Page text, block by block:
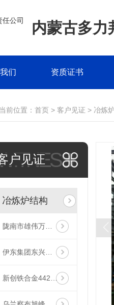
内蒙古多力
们 资质证书
当前位置： 首页 > 客户见证 > 冶炼
户见证
冶炼炉结构
陇南市雄伟万利新材料有限公司循环生态新材料项目
伊东集团东兴化工电石炉框架
新创铁合金442000KVA电炉主厂房